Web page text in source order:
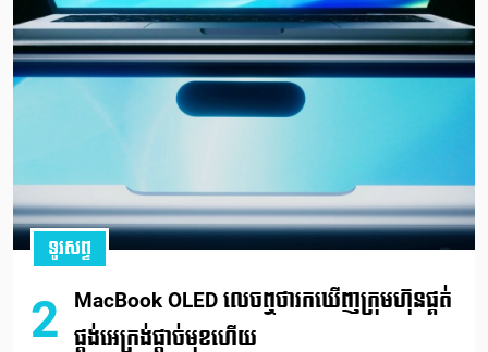
ទូរសព្ទ
2
MacBook OLED លេចឮថារកឃើញក្រុមហ៊ុនផ្គត់
ផ្គង់អេក្រង់ផ្ដាច់មុខហើយ